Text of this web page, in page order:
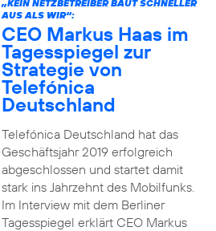
„KEIN NETZBETREIBER BAUT SCHNELLER
AUS ALS WIR“:
CEO Markus Haas im
Tagesspiegel zur
Strategie von
Telefónica
Deutschland
Telefónica Deutschland hat das
Geschäftsjahr 2019 erfolgreich
abgeschlossen und startet damit
stark ins Jahrzehnt des Mobilfunks.
Im Interview mit dem Berliner
Tagesspiegel erklärt CEO Markus